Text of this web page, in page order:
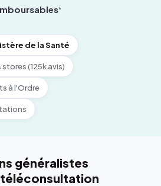
*
de la Santé
stores (125k avis)
à l'Ordre
généralistes